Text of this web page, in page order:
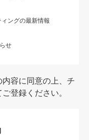
ングの最新情報
せ
容に同意の上、チ
登録ください。